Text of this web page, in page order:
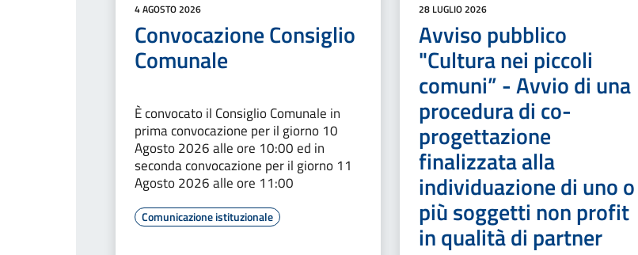
4 AGOSTO 2026
Convocazione Consiglio
Comunale
È convocato il Consiglio Comunale in
prima convocazione per il giorno 10
Agosto 2026 alle ore 10:00 ed in
seconda convocazione per il giorno 11
Agosto 2026 alle ore 11:00
Comunicazione istituzionale
28 LUGLIO 2026
Avviso pubblico
"Cultura nei piccoli
comuni” - Avvio di una
procedura di co-
progettazione
finalizzata alla
individuazione di uno o
più soggetti non profit
in qualità di partner